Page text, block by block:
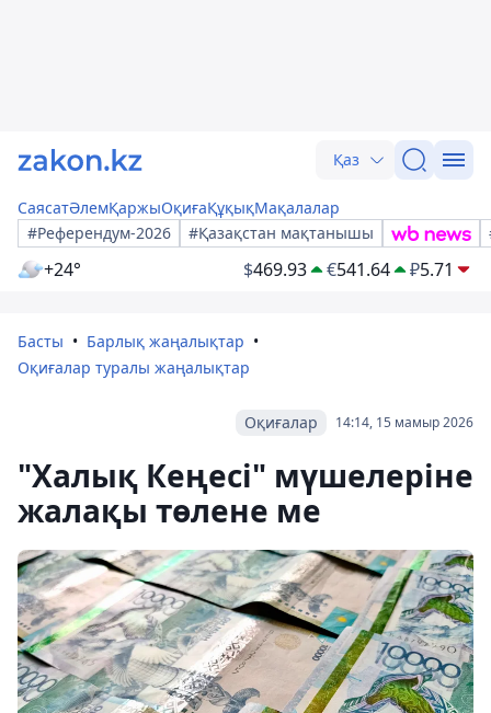
Қаз
СаясатӘлемҚаржыОқиғаҚұқықМақалалар
#Референдум-2026
#Қазақстан мақтанышы
+24° $469.93 €541.64 ₽5.71
Басты
Барлық жаңалықтар
Оқиғалар туралы жаңалықтар
14:14, 15 мамыр 2026
Оқиғалар
"Халық Кеңесі" мүшелеріне
жалақы төлене ме